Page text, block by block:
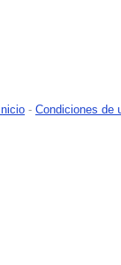
Inicio - Condiciones de